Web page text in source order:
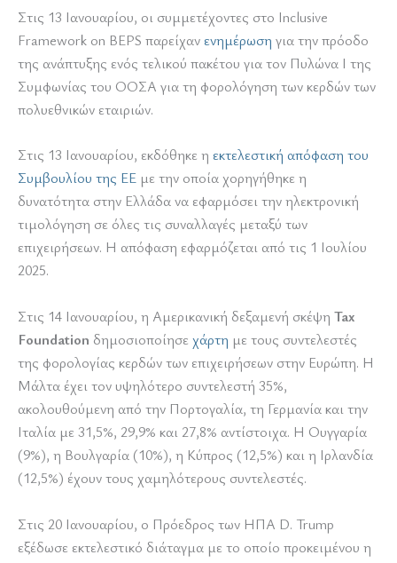
Στις 13 Ιανουαρίου, οι συμμετέχοντες στο Inclusive
Framework on BEPS παρείχαν ενημέρωση για την πρόοδο
της ανάπτυξης ενός τελικού πακέτου για τον Πυλώνα Ι της
Συμφωνίας του ΟΟΣΑ για τη φορολόγηση των κερδών των
πολυεθνικών εταιριών.
Στις 13 Ιανουαρίου, εκδόθηκε η εκτελεστική απόφαση του
Συμβουλίου της ΕΕ με την οποία χορηγήθηκε η
δυνατότητα στην Ελλάδα να εφαρμόσει την ηλεκτρονική
τιμολόγηση σε όλες τις συναλλαγές μεταξύ των
επιχειρήσεων. Η απόφαση εφαρμόζεται από τις 1 Ιουλίου
2025.
Στις 14 Ιανουαρίου, η Αμερικανική δεξαμενή σκέψη Tax
Foundation δημοσιοποίησε χάρτη με τους συντελεστές
της φορολογίας κερδών των επιχειρήσεων στην Ευρώπη. Η
Μάλτα έχει τον υψηλότερο συντελεστή 35%,
ακολουθούμενη από την Πορτογαλία, τη Γερμανία και την
Ιταλία με 31,5%, 29,9% και 27,8% αντίστοιχα. Η Ουγγαρία
(9%), η Βουλγαρία (10%), η Κύπρος (12,5%) και η Ιρλανδία
(12,5%) έχουν τους χαμηλότερους συντελεστές.
Στις 20 Ιανουαρίου, ο Πρόεδρος των ΗΠΑ D. Trump
εξέδωσε εκτελεστικό διάταγμα με το οποίο προκειμένου η